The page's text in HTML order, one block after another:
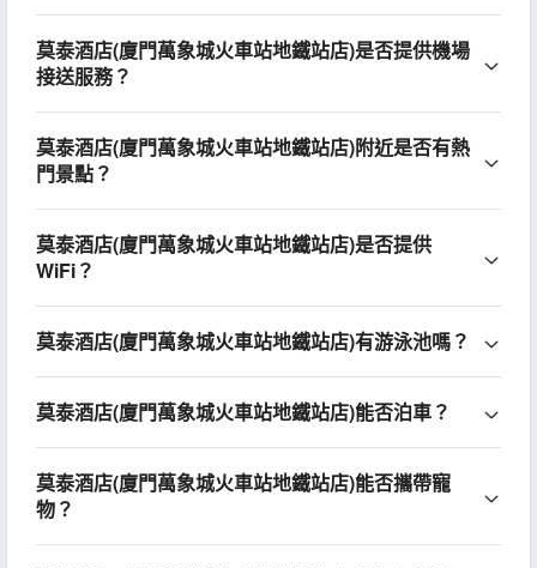
莫泰酒店(廈門萬象城火車站地鐵站店)是否提供機場
接送服務？
莫泰酒店(廈門萬象城火車站地鐵站店)附近是否有熱
門景點？
莫泰酒店(廈門萬象城火車站地鐵站店)是否提供
WiFi？
莫泰酒店(廈門萬象城火車站地鐵站店)有游泳池嗎？
莫泰酒店(廈門萬象城火車站地鐵站店)能否泊車？
莫泰酒店(廈門萬象城火車站地鐵站店)能否攜帶寵
物？